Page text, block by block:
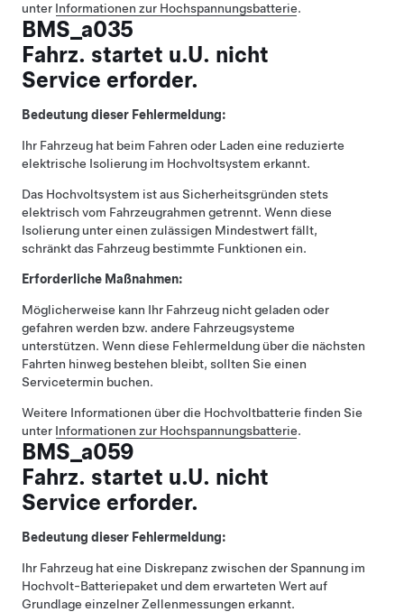
unter Informationen zur Hochspannungsbatterie.
BMS_a035
Fahrz. startet u.U. nicht
Service erforder.
Bedeutung dieser Fehlermeldung:
Ihr Fahrzeug hat beim Fahren oder Laden eine reduzierte
elektrische Isolierung im Hochvoltsystem erkannt.
Das Hochvoltsystem ist aus Sicherheitsgründen stets
elektrisch vom Fahrzeugrahmen getrennt. Wenn diese
Isolierung unter einen zulässigen Mindestwert fällt,
schränkt das Fahrzeug bestimmte Funktionen ein.
Erforderliche Maßnahmen:
Möglicherweise kann Ihr Fahrzeug nicht geladen oder
gefahren werden bzw. andere Fahrzeugsysteme
unterstützen. Wenn diese Fehlermeldung über die nächsten
Fahrten hinweg bestehen bleibt, sollten Sie einen
Servicetermin buchen.
Weitere Informationen über die Hochvoltbatterie finden Sie
unter Informationen zur Hochspannungsbatterie.
BMS_a059
Fahrz. startet u.U. nicht
Service erforder.
Bedeutung dieser Fehlermeldung:
Ihr Fahrzeug hat eine Diskrepanz zwischen der Spannung im
Hochvolt-Batteriepaket und dem erwarteten Wert auf
Grundlage einzelner Zellenmessungen erkannt.